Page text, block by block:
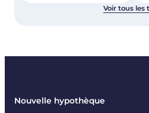
Voir tous les
Nouvelle hypothèque